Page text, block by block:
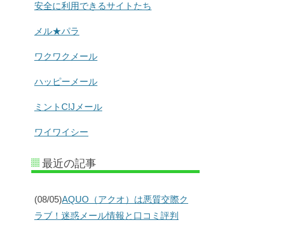
安全に利用できるサイトたち
メル★パラ
ワクワクメール
ハッピーメール
ミントC!Jメール
ワイワイシー
最近の記事
(08/05)AQUO（アクオ）は悪質交際ク
ラブ！迷惑メール情報と口コミ評判